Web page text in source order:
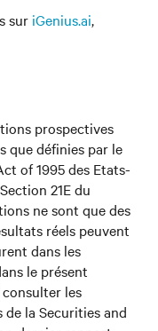
sur iGenius.ai,
prospectives
que définies par le
of 1995 des Etats-
21E du
ne sont que des
réels peuvent
dans les
le présent
les
la Securities and